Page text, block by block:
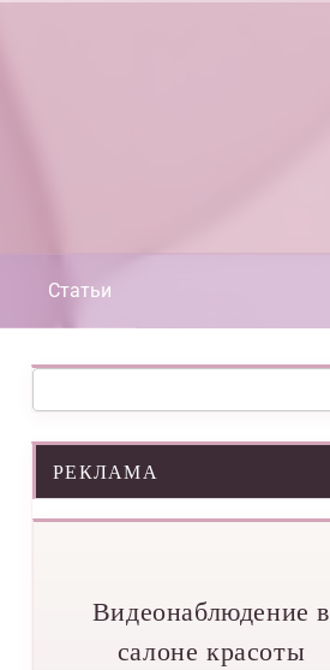
Статьи
РЕКЛАМА
Видеонаблюдение в
салоне красоты